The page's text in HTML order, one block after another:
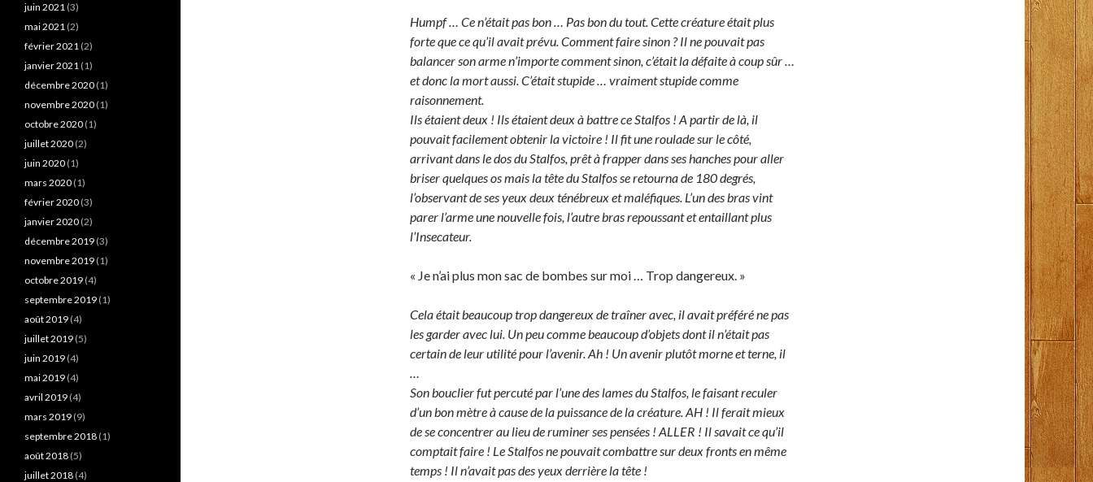
Humpf … Ce n’était pas bon … Pas bon du tout. Cette créature était plus
forte que ce qu’il avait prévu. Comment faire sinon ? Il ne pouvait pas
balancer son arme n’importe comment sinon, c’était la défaite à coup sûr …
et donc la mort aussi. C’était stupide … vraiment stupide comme
raisonnement.
Ils étaient deux ! Ils étaient deux à battre ce Stalfos ! A partir de là, il
pouvait facilement obtenir la victoire ! Il fit une roulade sur le côté,
arrivant dans le dos du Stalfos, prêt à frapper dans ses hanches pour aller
briser quelques os mais la tête du Stalfos se retourna de 180 degrés,
l’observant de ses yeux deux ténébreux et maléfiques. L’un des bras vint
parer l’arme une nouvelle fois, l’autre bras repoussant et entaillant plus
l’Insecateur.
« Je n’ai plus mon sac de bombes sur moi … Trop dangereux. »
Cela était beaucoup trop dangereux de traîner avec, il avait préféré ne pas
les garder avec lui. Un peu comme beaucoup d’objets dont il n’était pas
certain de leur utilité pour l’avenir. Ah ! Un avenir plutôt morne et terne, il
…
Son bouclier fut percuté par l’une des lames du Stalfos, le faisant reculer
d’un bon mètre à cause de la puissance de la créature. AH ! Il ferait mieux
de se concentrer au lieu de ruminer ses pensées ! ALLER ! Il savait ce qu’il
comptait faire ! Le Stalfos ne pouvait combattre sur deux fronts en même
temps ! Il n’avait pas des yeux derrière la tête !
juin 2021 (3)
mai 2021 (2)
février 2021 (2)
janvier 2021 (1)
décembre 2020 (1)
novembre 2020 (1)
octobre 2020 (1)
juillet 2020 (2)
juin 2020 (1)
mars 2020 (1)
février 2020 (3)
janvier 2020 (2)
décembre 2019 (3)
novembre 2019 (1)
octobre 2019 (4)
septembre 2019 (1)
août 2019 (4)
juillet 2019 (5)
juin 2019 (4)
mai 2019 (4)
avril 2019 (4)
mars 2019 (9)
septembre 2018 (1)
août 2018 (5)
juillet 2018 (4)